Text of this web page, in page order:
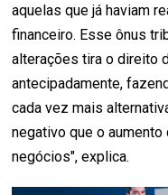
aquelas que já haviam
financeiro. Esse ônus
alterações tira o direito
antecipadamente,
cada vez mais
negativo que o
negócios", explica.